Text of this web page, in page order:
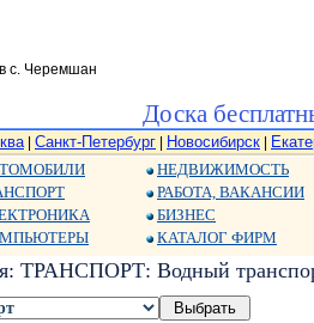
Черемшан
Доска
| Санкт-Петербург Новосибирск
НЕДВИЖИМОСТЬ
РАБОТА, ВАКАНСИИ
БИЗНЕС
КАТАЛОГ ФИРМ
ТРАНСПОРТ: Водный